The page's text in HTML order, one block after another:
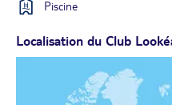
Piscine
Localisation du Club